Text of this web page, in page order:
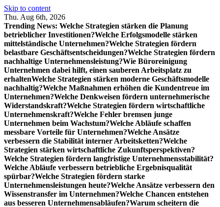
Skip to content
Thu. Aug 6th, 2026
Trending News: Welche Strategien stärken die Planung
betrieblicher Investitionen?Welche Erfolgsmodelle stärken
mittelständische Unternehmen?Welche Strategien fördern
belastbare Geschäftsentscheidungen?Welche Strategien fördern
nachhaltige Unternehmensleistung?Wie Büroreinigung
Unternehmen dabei hilft, einen sauberen Arbeitsplatz zu
erhaltenWelche Strategien stärken moderne Geschäftsmodelle
nachhaltig?Welche Maßnahmen erhöhen die Kundentreue im
Unternehmen?Welche Denkweisen fördern unternehmerische
Widerstandskraft?Welche Strategien fördern wirtschaftliche
Unternehmenskraft?Welche Fehler bremsen junge
Unternehmen beim Wachstum?Welche Abläufe schaffen
messbare Vorteile für Unternehmen?Welche Ansätze
verbessern die Stabilität interner Arbeitsketten?Welche
Strategien stärken wirtschaftliche Zukunftsperspektiven?
Welche Strategien fördern langfristige Unternehmensstabilität?
Welche Abläufe verbessern betriebliche Ergebnisqualität
spürbar?Welche Strategien fördern starke
Unternehmensleistungen heute?Welche Ansätze verbessern den
Wissenstransfer im Unternehmen?Welche Chancen entstehen
aus besseren Unternehmensabläufen?Warum scheitern die